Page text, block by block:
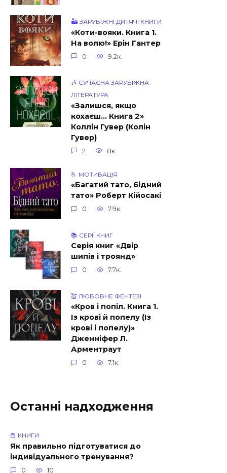
🏜 ЗАРУБІЖНІ ДИТЯЧІ КНИГИ
«Коти-вояки. Книга 1.
На волю!» Ерін Гантер
0 9.2к.
🎶 СУЧАСНА ЗАРУБІЖНА
ЛІТЕРАТУРА
«Залишся, якщо
кохаєш… Книга 2»
Коллін Гувер (Колін
Гувер)
2 8к.
🫰 МОТИВАЦІЯ
«Багатий тато, бідний
тато» Роберт Кійосакі
0 7.9к.
📚 СЕРІЇ КНИГ
Серія книг «Двір
шипів і троянд»
0 7.7к.
💒 ЛЮБОВНЕ ФЕНТЕЗІ
«Кров і попіл. Книга 1.
Із крові й попелу (Із
крові і попелу)»
Дженніфер Л.
Арментраут
0 7.1к.
Останні надходження
📕 КНИГИ
Як правильно підготуватися до
індивідуального тренування?
0 10